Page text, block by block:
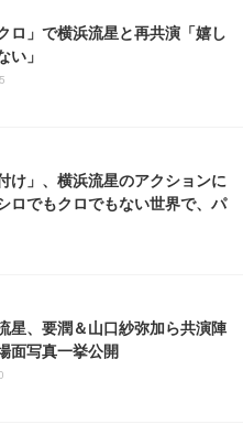
ロ」で横浜流星と再共演「嬉し
い」
け」、横浜流星のアクションに
ロでもクロでもない世界で、パ
星、要潤＆山口紗弥加ら共演陣
面写真一挙公開